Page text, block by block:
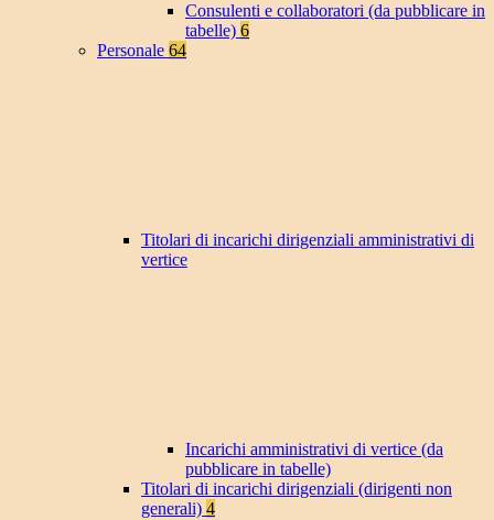
Consulenti e collaboratori (da pubblicare in
tabelle) 6
Personale 64
Titolari di incarichi dirigenziali amministrativi di
vertice
Incarichi amministrativi di vertice (da
pubblicare in tabelle)
Titolari di incarichi dirigenziali (dirigenti non
generali) 4